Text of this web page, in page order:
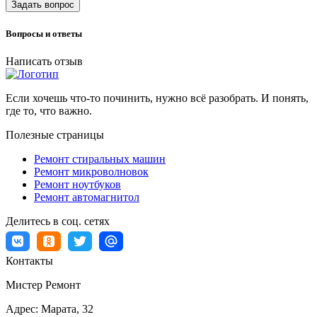
Задать вопрос
Вопросы и ответы
Написать отзыв
Если хочешь что-то починить, нужно всё разобрать. И понять,
где то, что важно.
Полезные страницы
Ремонт стиральных машин
Ремонт микроволновок
Ремонт ноутбуков
Ремонт автомагнитол
Делитесь в соц. сетях
Контакты
Мистер Ремонт
Адрес: Марата, 32